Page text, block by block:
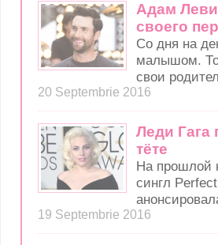
Адам
своего
Со дня на
малышом.
свои
20 Septembrie 2016
Леди
тёте
На прошлой
сингл
19 Septembrie 2016